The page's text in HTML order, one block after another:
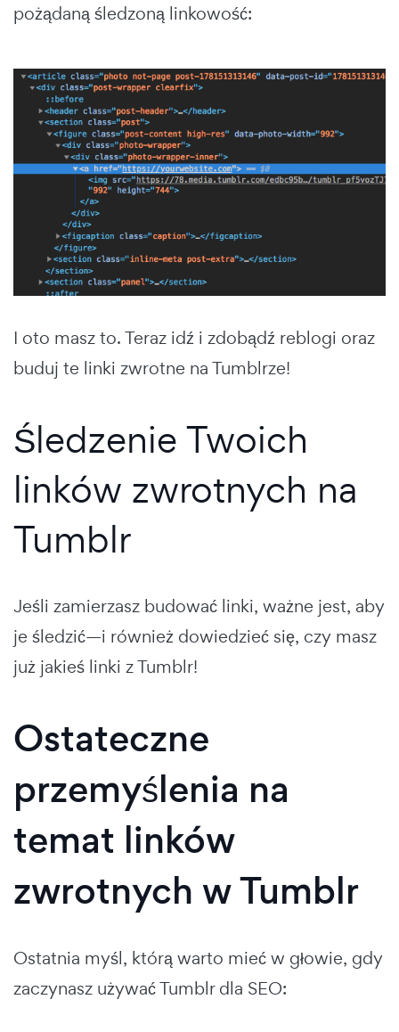
pożądaną śledzoną linkowość:
I oto masz to. Teraz idź i zdobądź reblogi oraz
buduj te linki zwrotne na Tumblrze!
Śledzenie Twoich
linków zwrotnych na
Tumblr
Jeśli zamierzasz budować linki, ważne jest, aby
je śledzić—i również dowiedzieć się, czy masz
już jakieś linki z Tumblr!
Ostateczne
przemyślenia na
temat linków
zwrotnych w Tumblr
Ostatnia myśl, którą warto mieć w głowie, gdy
zaczynasz używać Tumblr dla SEO: